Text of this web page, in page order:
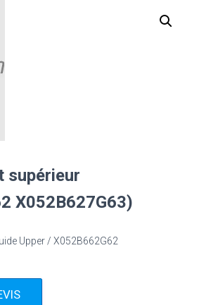
supérieur
X052B627G63)
Upper / X052B662G62